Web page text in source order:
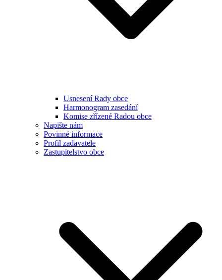
Usnesení Rady obce
Harmonogram zasedání
Komise zřízené Radou obce
Napište nám
Povinné informace
Profil zadavatele
Zastupitelstvo obce